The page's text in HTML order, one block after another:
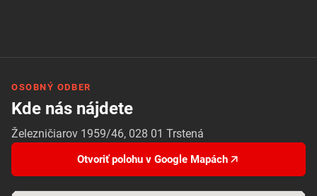
OSOBNÝ ODBER
Kde nás nájdete
Železničiarov 1959/46, 028 01 Trstená
Otvoriť polohu v Google Mapách